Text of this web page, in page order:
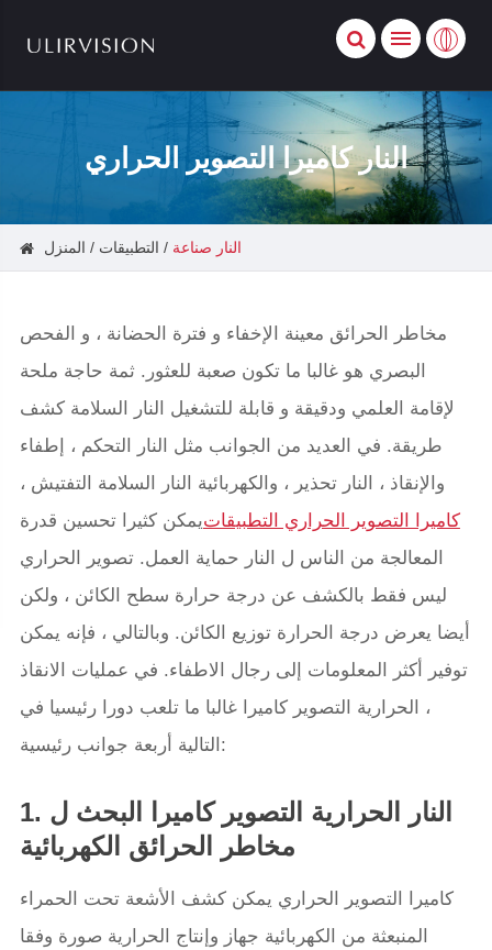
النار كاميرا التصوير الحراري
المنزل التطبيقات النار صناعة
مخاطر الحرائق معينة الإخفاء و فترة الحضانة ، و الفحص
البصري هو غالبا ما تكون صعبة للعثور. ثمة حاجة ملحة
لإقامة العلمي ودقيقة و قابلة للتشغيل النار السلامة كشف
طريقة. في العديد من الجوانب مثل النار التحكم ، إطفاء
والإنقاذ ، النار تحذير ، والكهربائية النار السلامة التفتيش ،
كاميرا التصوير الحراري التطبيقاتيمكن كثيرا تحسين قدرة
المعالجة من الناس ل النار حماية العمل. تصوير الحراري
ليس فقط بالكشف عن درجة حرارة سطح الكائن ، ولكن
أيضا يعرض درجة الحرارة توزيع الكائن. وبالتالي ، فإنه يمكن
توفير أكثر المعلومات إلى رجال الاطفاء. في عمليات الانقاذ
، الحرارية التصوير كاميرا غالبا ما تلعب دورا رئيسيا في
التالية أربعة جوانب رئيسية:
1. النار الحرارية التصوير كاميرا البحث ل
مخاطر الحرائق الكهربائية
كاميرا التصوير الحراري يمكن كشف الأشعة تحت الحمراء
المنبعثة من الكهربائية جهاز وإنتاج الحرارية صورة وفقا